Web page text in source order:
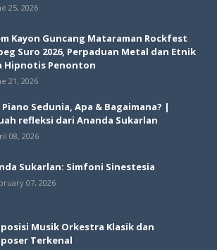
25, 2026
Kayon Guncang Mataraman Rockfest
Suro 2026, Perpaduan Metal dan Etnik
Hipnotis Penonton
21, 2026
Piano Sedunia, Apa & Bagaimana? |
refleksi dari Ananda Sukarlan
08, 2026
Sukarlan: Simfoni Sinestesia
07, 2026
Musik Orkestra Klasik dan
Terkenal